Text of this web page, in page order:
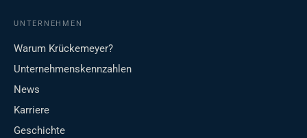
UNTERNEHMEN
Warum Krückemeyer?
Unternehmenskennzahlen
News
Karriere
Geschichte